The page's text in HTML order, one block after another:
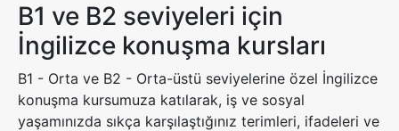
B1 ve B2 seviyeleri için
İngilizce konuşma kursları
B1 - Orta ve B2 - Orta-üstü seviyelerine özel İngilizce
konuşma kursumuza katılarak, iş ve sosyal
yaşamınızda sıkça karşılaştığınız terimleri, ifadeleri ve